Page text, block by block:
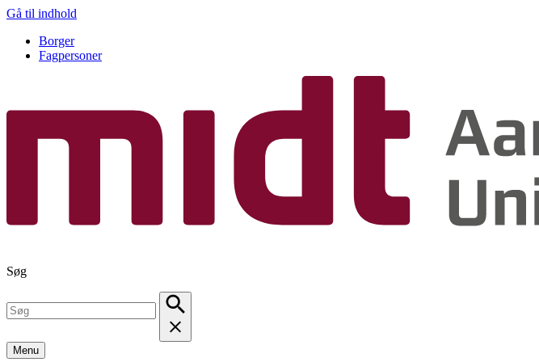
Gå til indhold
Borger
Fagpersoner
Søg
Menu